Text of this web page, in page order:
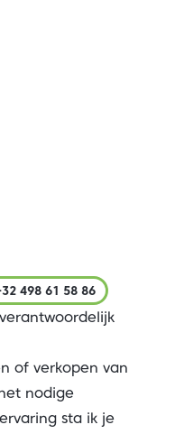
498 61 58 86
of verkopen van
nodige
sta ik je